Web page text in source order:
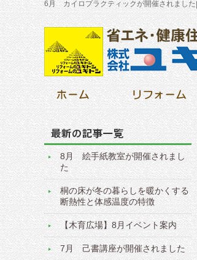
6月 カイロプラクティックが開催されました|
8月 絵手紙教室が開催されまし
た
桐の床が冬の暮らしを暖かくする
断熱性と体感温度の特徴
【木育広場】8月イベント案内
7月 己書講座が開催されました